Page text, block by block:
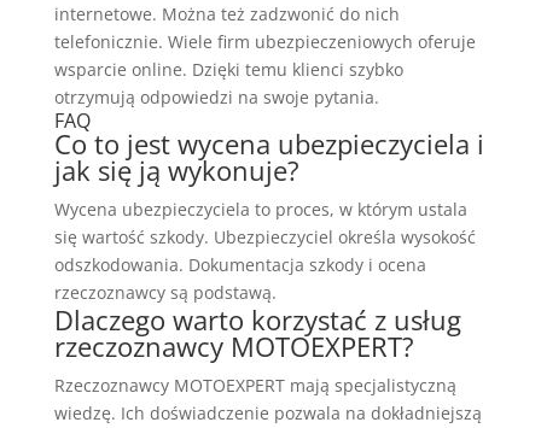
internetowe. Można też zadzwonić do nich
telefonicznie. Wiele firm ubezpieczeniowych oferuje
wsparcie online. Dzięki temu klienci szybko
otrzymują odpowiedzi na swoje pytania.
FAQ
Co to jest wycena ubezpieczyciela i
jak się ją wykonuje?
Wycena ubezpieczyciela to proces, w którym ustala
się wartość szkody. Ubezpieczyciel określa wysokość
odszkodowania. Dokumentacja szkody i ocena
rzeczoznawcy są podstawą.
Dlaczego warto korzystać z usług
rzeczoznawcy MOTOEXPERT?
Rzeczoznawcy MOTOEXPERT mają specjalistyczną
wiedzę. Ich doświadczenie pozwala na dokładniejszą